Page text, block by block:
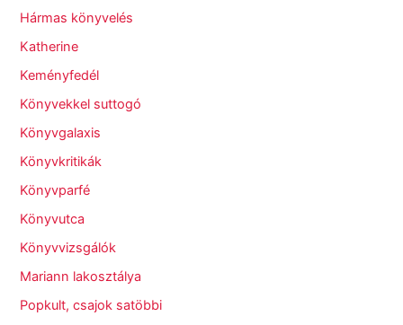
Hármas könyvelés
Katherine
Keményfedél
Könyvekkel suttogó
Könyvgalaxis
Könyvkritikák
Könyvparfé
Könyvutca
Könyvvizsgálók
Mariann lakosztálya
Popkult, csajok satöbbi